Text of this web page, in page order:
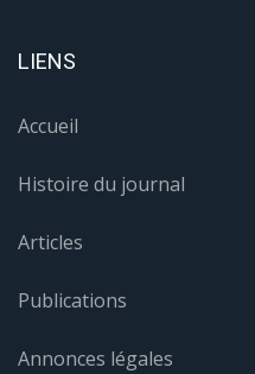
LIENS
Accueil
Histoire du journal
Articles
Publications
Annonces légales